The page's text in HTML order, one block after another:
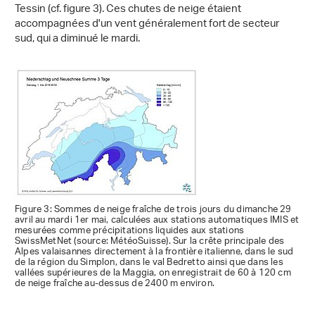
Tessin (cf. figure 3). Ces chutes de neige étaient
accompagnées d'un vent généralement fort de secteur
sud, qui a diminué le mardi.
Figure 3: Sommes de neige fraîche de trois jours du dimanche 29
avril au mardi 1er mai, calculées aux stations automatiques IMIS et
mesurées comme précipitations liquides aux stations
SwissMetNet (source: MétéoSuisse). Sur la crête principale des
Alpes valaisannes directement à la frontière italienne, dans le sud
de la région du Simplon, dans le val Bedretto ainsi que dans les
vallées supérieures de la Maggia, on enregistrait de 60 à 120 cm
de neige fraîche au-dessus de 2400 m environ.